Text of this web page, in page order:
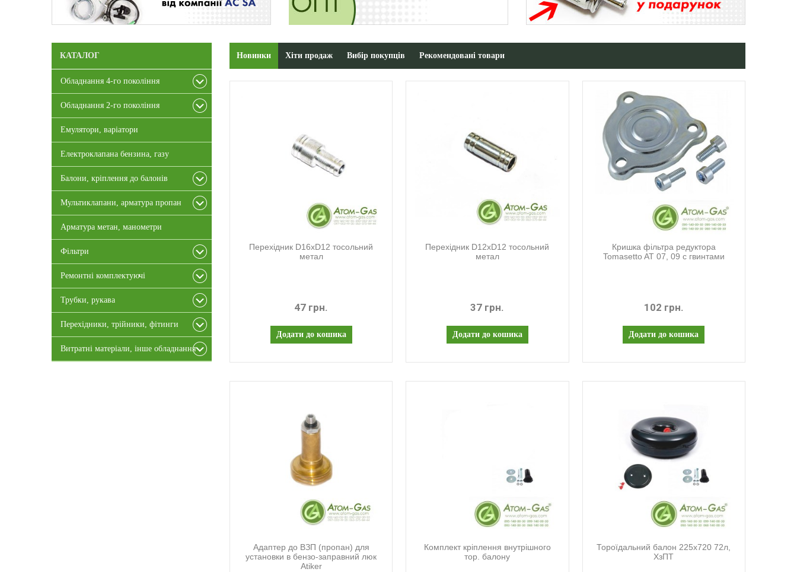
КАТАЛОГ
Обладнання 4-го покоління
Обладнання 2-го покоління
Емулятори, варіатори
Електроклапана бензина, газу
Балони, кріплення до балонів
Мультиклапани, арматура пропан
Арматура метан, манометри
Фільтри
Ремонтні комплектуючі
Трубки, рукава
Перехідники, трійники, фітинги
Витратні матеріали, інше обладнання
Новинки Хіти продаж Вибір покупців Рекомендовані товари
Перехідник D16xD12 тосольний
метал
47 грн.
Перехідник D12xD12 тосольний
метал
37 грн.
Кришка фільтра редуктора
Tomasetto AT 07, 09 с гвинтами
102 грн.
Адаптер до ВЗП (пропан) для
установки в бензо-заправний люк
Atiker
Комплект кріплення внутрішного
тор. балону
Тороїдальний балон 225х720 72л,
ХзПТ